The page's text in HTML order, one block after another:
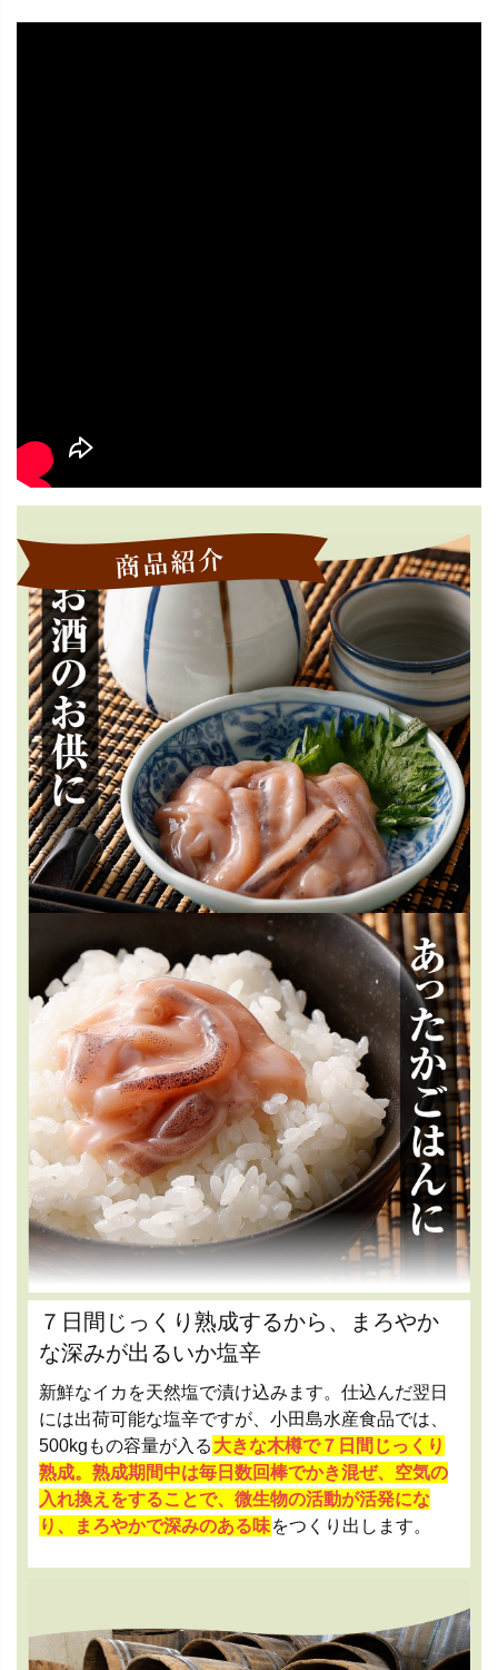
７日間じっくり熟成するから、まろやか
な深みが出るいか塩辛
新鮮なイカを天然塩で漬け込みます。仕込んだ翌日
には出荷可能な塩辛ですが、小田島水産食品では、
500kgもの容量が入る 大きな木樽で７日間じっくり
熟成。熟成期間中は毎日数回棒でかき混ぜ、空気の
入れ換えをすることで、微生物の活動が活発にな
り、まろやかで深みのある味をつくり出します。